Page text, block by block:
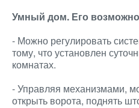
Умный дом. Его
- Можно регулировать
тому, что установлен
комнатах.
- Управляя механизмами,
открыть ворота, поднять